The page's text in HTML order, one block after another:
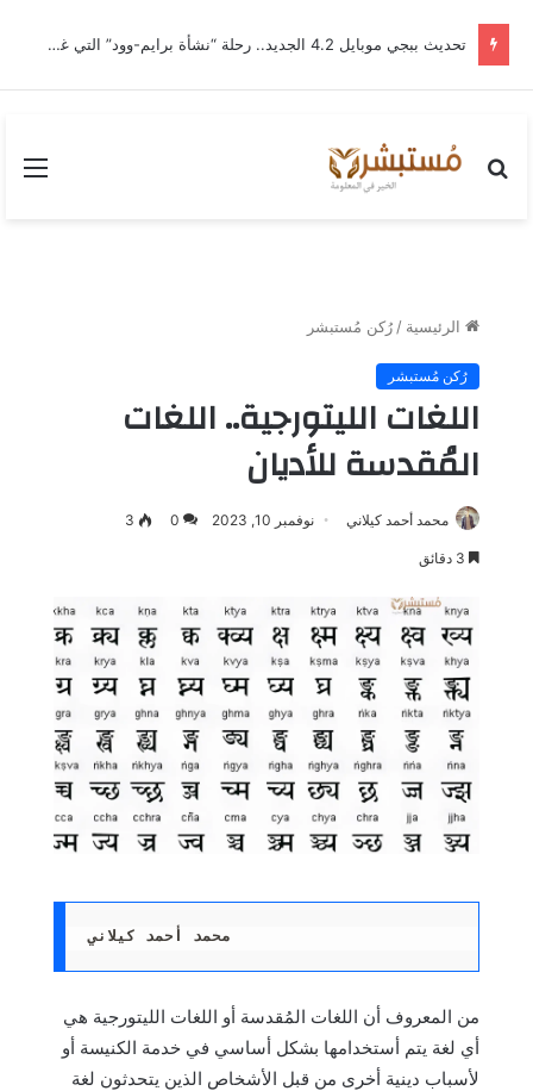
تحديث ببجي موبايل 4.2 الجديد.. رحلة “نشأة برايم-وود” التي غيّرت وجه إرانجل إلى الأبد
بحث
الرئيسية / رُكن مُستبشر
رُكن مُستبشر
اللغات الليتورجية.. اللغات
المُقدسة للأديان
محمد أحمد كيلاني نوفمبر 10, 2023 0
3
محمد أحمد كيلاني
من المعروف أن اللغات المُقدسة أو اللغات الليتورجية هي
أي لغة يتم أستخدامها بشكل أساسي في خدمة الكنيسة أو
لأسباب دينية أخرى من قبل الأشخاص الذين يتحدثون لغة